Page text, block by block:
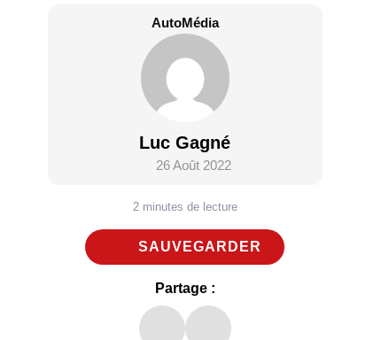
AutoMédia
Luc Gagné
26 Août 2022
2 minutes de lecture
SAUVEGARDER
Partage :